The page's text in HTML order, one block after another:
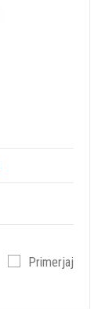
Primerjaj